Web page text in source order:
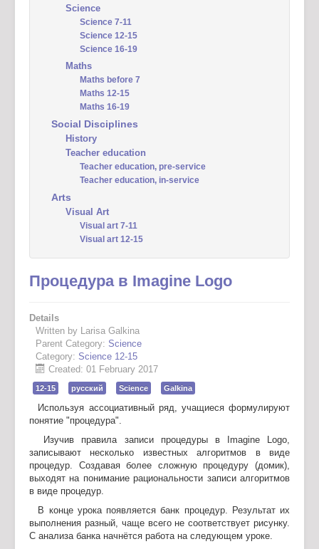
Science
Science 7-11
Science 12-15
Science 16-19
Maths
Maths before 7
Maths 12-15
Maths 16-19
Social Disciplines
History
Teacher education
Teacher education, pre-service
Teacher education, in-service
Arts
Visual Art
Visual art 7-11
Visual art 12-15
Процедура в Imagine Logo
Details
Written by Larisa Galkina
Parent Category: Science
Category: Science 12-15
Created: 01 February 2017
12-15 русский Science Galkina
Используя ассоциативный ряд, учащиеся формулируют
понятие "процедура".
Изучив правила записи процедуры в Imagine Logo,
записывают несколько известных алгоритмов в виде
процедур. Создавая более сложную процедуру (домик),
выходят на понимание рациональности записи алгоритмов
в виде процедур.
В конце урока появляется банк процедур. Результат их
выполнения разный, чаще всего не соответствует рисунку.
С анализа банка начнётся работа на следующем уроке.